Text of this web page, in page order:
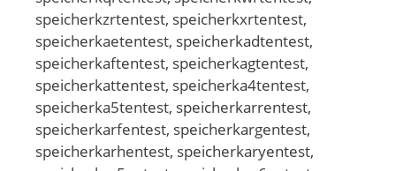
speicherkzrtentest, speicherkxrtentest,
speicherkaetentest, speicherkadtentest,
speicherkaftentest, speicherkagtentest,
speicherkattentest, speicherka4tentest,
speicherka5tentest, speicherkarrentest,
speicherkarfentest, speicherkargentest,
speicherkarhentest, speicherkaryentest,